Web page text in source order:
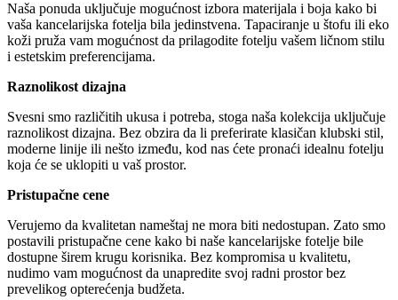
Naša ponuda uključuje mogućnost izbora materijala i boja kako bi
vaša kancelarijska fotelja bila jedinstvena. Tapaciranje u štofu ili eko
koži pruža vam mogućnost da prilagodite fotelju vašem ličnom stilu
i estetskim preferencijama.
Raznolikost dizajna
Svesni smo različitih ukusa i potreba, stoga naša kolekcija uključuje
raznolikost dizajna. Bez obzira da li preferirate klasičan klubski stil,
moderne linije ili nešto između, kod nas ćete pronaći idealnu fotelju
koja će se uklopiti u vaš prostor.
Pristupačne cene
Verujemo da kvalitetan nameštaj ne mora biti nedostupan. Zato smo
postavili pristupačne cene kako bi naše kancelarijske fotelje bile
dostupne širem krugu korisnika. Bez kompromisa u kvalitetu,
nudimo vam mogućnost da unapredite svoj radni prostor bez
prevelikog opterećenja budžeta.